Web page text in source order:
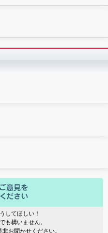
してほしい！
も構いません。
お聞かせください。